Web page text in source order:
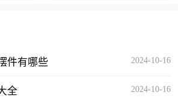
件有哪些 2024-10-16
全 2024-10-16